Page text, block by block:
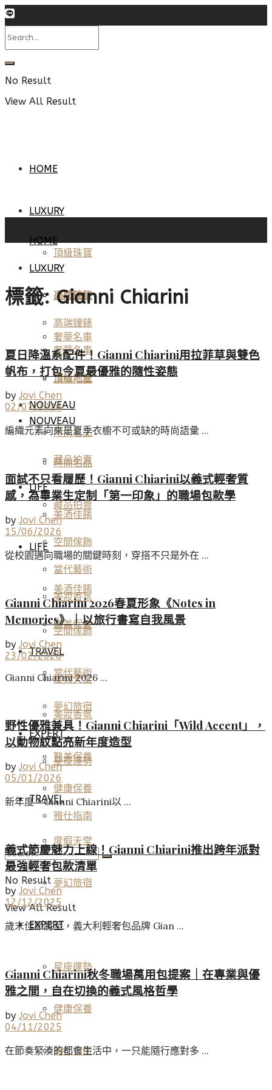
No Result
View All Result
HOME
LUXURY
頂級珠寶
高端鐘錶
奢華名車
頂級地產
NOUVEAU
時尚名品
藏品拍賣
LIFE
美酒佳餚
空間傢飾
當代藝術
美妝香氛
醫美保養
TRAVEL
度假天堂
夢幻旅宿
EXPERT
星座運勢
健康保養
雅仕指南
HOME
LUXURY
頂級珠寶
高端鐘錶
奢華名車
頂級地產
NOUVEAU
時尚名品
藏品拍賣
LIFE
美酒佳餚
空間傢飾
當代藝術
美妝香氛
醫美保養
TRAVEL
度假天堂
夢幻旅宿
EXPERT
星座運勢
健康保養
雅仕指南
No Result
View All Result
標籤:Gianni Chiarini
夏日降溫系配件！Gianni Chiarini用拉菲草與雙色
帆布，打包今夏最優雅的隨性姿態
by Jovi Chen
02/07/2026
編織元素向來是夏季衣櫥不可或缺的時尚語彙 ...
面試不只看履歷！Gianni Chiarini以義式輕奢質
感，為畢業生定制「第一印象」的職場包款學
by Jovi Chen
15/06/2026
從校園邁向職場的關鍵時刻，穿搭不只是外在 ...
Gianni Chiarini 2026春夏形象《Notes in
Memories》｜以旅行書寫自我風景
by Jovi Chen
23/02/2026
Gianni Chiarini 2026 ...
野性優雅兼具！Gianni Chiarini「Wild Accent」，
以動物紋點亮新年度造型
by Jovi Chen
05/01/2026
新年度，Gianni Chiarini以 ...
義式節慶魅力上線！Gianni Chiarini推出跨年派對
最強輕奢包款清單
by Jovi Chen
12/12/2025
歲末佳節將至，義大利輕奢包品牌 Gian ...
Gianni Chiarini秋冬職場萬用包提案｜在專業與優
雅之間，自在切換的義式風格哲學
by Jovi Chen
04/11/2025
在節奏緊湊的都會生活中，一只能隨行應對多 ...